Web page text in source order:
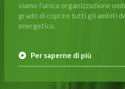
siamo l’unica organizzazione
grado di coprire tutti gli ambiti
energetico.
Per saperne di più